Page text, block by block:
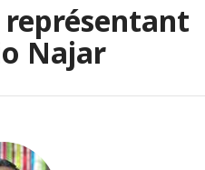
représentant
Najar